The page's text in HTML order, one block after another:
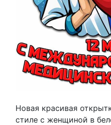
Новая красивая
стиле с женщиной в